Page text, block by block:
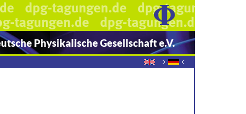
Physikalische Gesellschaft e.V.
> <